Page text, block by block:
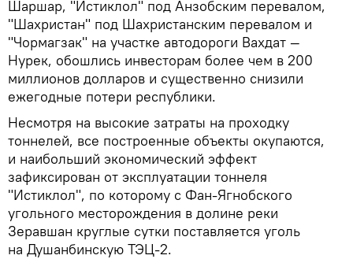
Шаршар, "Истиклол" под Анзобским перевалом,
"Шахристан" под Шахристанским перевалом и
"Чормагзак" на участке автодороги Вахдат —
Нурек, обошлись инвесторам более чем в 200
миллионов долларов и существенно снизили
ежегодные потери республики.
Несмотря на высокие затраты на проходку
тоннелей, все построенные объекты окупаются,
и наибольший экономический эффект
зафиксирован от эксплуатации тоннеля
"Истиклол", по которому с Фан-Ягнобского
угольного месторождения в долине реки
Зеравшан круглые сутки поставляется уголь
на Душанбинскую ТЭЦ-2.